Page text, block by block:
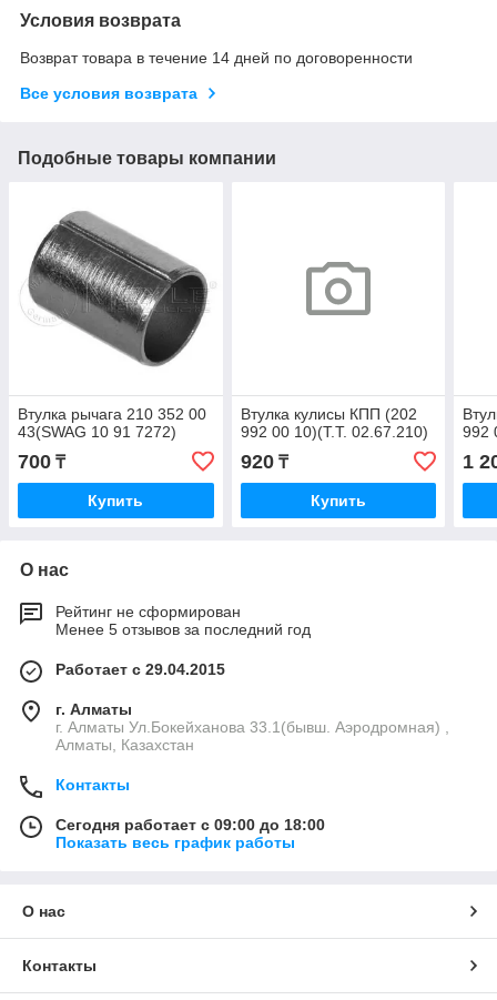
Условия возврата
Возврат товара в течение 14 дней по договоренности
Все условия возврата
Подобные товары компании
Втулка рычага 210 352 00
43(SWAG 10 91 7272)
700 ₸
Купить
Втулка кулисы КПП (202
992 00 10)(T.T. 02.67.210)
920₸
Купить
992
1
О нас
Рейтинг не сформирован
Менее 5 отзывов за последний год
Работает с 29.04.2015
г. Алматы
г. Алматы Ул.Бокейханова 33.1(бывш. Аэродромная) ,
Алматы, Казахстан
Контакты
Сегодня работает с 09:00 до 18:00
Показать весь график работы
О нас
Контакты